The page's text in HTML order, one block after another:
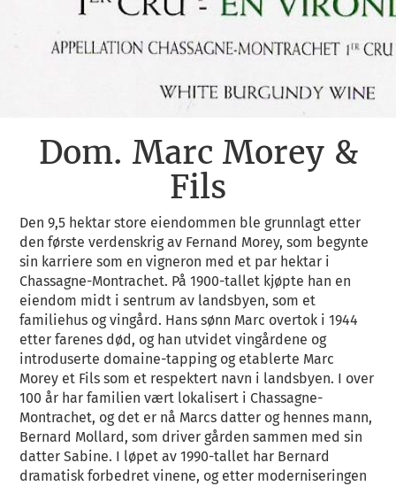
Dom. Marc Morey &
Fils
Den 9,5 hektar store eiendommen ble grunnlagt etter
den første verdenskrig av Fernand Morey, som begynte
sin karriere som en vigneron med et par hektar i
Chassagne-Montrachet. På 1900-tallet kjøpte han en
eiendom midt i sentrum av landsbyen, som et
familiehus og vingård. Hans sønn Marc overtok i 1944
etter farenes død, og han utvidet vingårdene og
introduserte domaine-tapping og etablerte Marc
Morey et Fils som et respektert navn i landsbyen. I over
100 år har familien vært lokalisert i Chassagne-
Montrachet, og det er nå Marcs datter og hennes mann,
Bernard Mollard, som driver gården sammen med sin
datter Sabine. I løpet av 1990-tallet har Bernard
dramatisk forbedret vinene, og etter moderniseringen